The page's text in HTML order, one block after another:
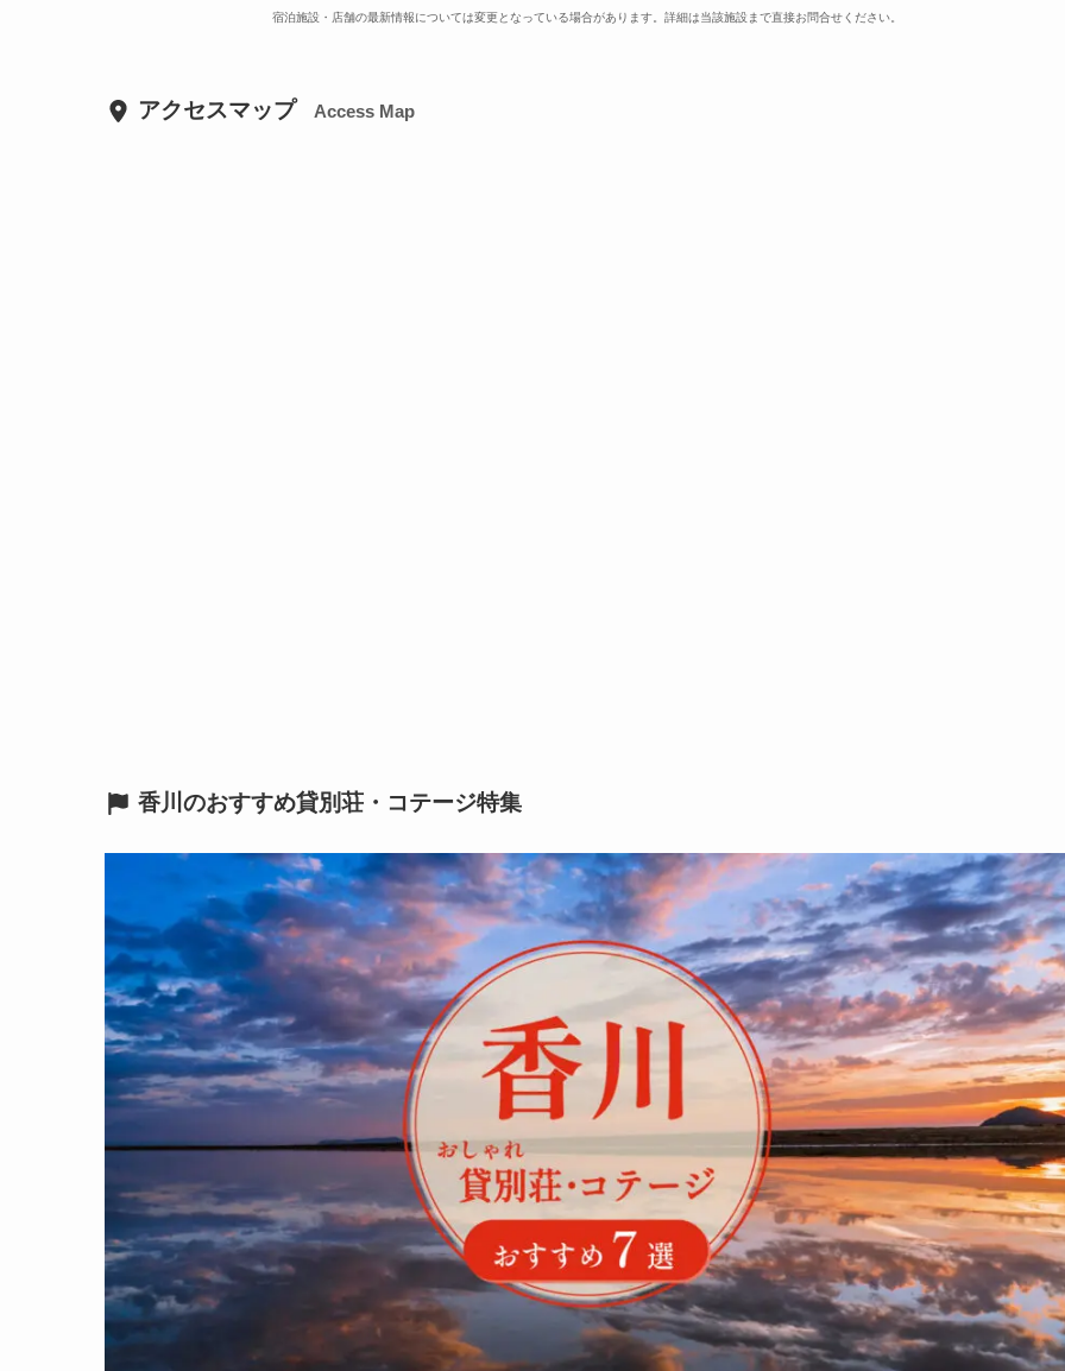
宿泊施設・店舗の最新情報については変更となっている場合があります。詳細は当該施設まで直接お問合せください。
アクセスマップ Access Map
香川のおすすめ貸別荘・コテージ特集